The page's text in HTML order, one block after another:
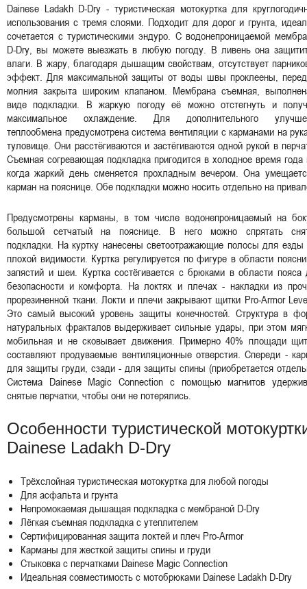
Dainese Ladakh D-Dry - туристическая мотокуртка для
использования с тремя слоями. Подходит для дорог и грунта,
сочетается с туристическими эндуро. С водонепроницаемой
D-Dry, вы можете выезжать в любую погоду. В ливень она
влаги. В жару, благодаря дышащим свойствам, отсутствует
эффект. Для максимальной защиты от воды швы проклеены,
молния закрыта широким клапаном. Мембрана съемная,
виде подкладки. В жаркую погоду её можно отстегнуть и
максимальное охлаждение. Для дополнительного
теплообмена предусмотрена система вентиляции с карманами на
туловище. Они расстёгиваются и застёгиваются одной рукой в
Съемная согревающая подкладка пригодится в холодное время года
когда жаркий день сменяется прохладным вечером. Она
карман на пояснице. Обе подкладки можно носить отдельно на
Предусмотрены карманы, в том числе водонепроницаемый на
большой сетчатый на пояснице. В него можно спрятать
подкладки. На куртку нанесены светоотражающие полосы для езды
плохой видимости. Куртка регулируется по фигуре в области
запястий и шеи. Куртка состёгивается с брюками в области пояса
безопасности и комфорта. На локтях и плечах - накладки из
прорезиненной ткани. Локти и плечи закрывают щитки Pro-Armor
Это самый высокий уровень защиты конечностей. Структура в
натуральных фракталов выдерживает сильные удары, при этом
мобильная и не сковывает движения. Примерно 40% площади
составляют продуваемые вентиляционные отверстия. Спереди -
для защиты груди, сзади - для защиты спины (приобретается
Система Dainese Magic Connection с помощью магнитов
снятые перчатки, чтобы они не потерялись.
Особенности туристической
Dainese Ladakh D-Dry
Трёхслойная туристическая мотокуртка для любой погоды
Для асфальта и грунта
Непромокаемая дышащая подкладка с мембраной D-Dry
Лёгкая съемная подкладка с утеплителем
Сертифицированная защита локтей и плеч Pro-Armor
Карманы для жесткой защиты спины и груди
Стыковка с перчатками Dainese Magic Connection
Идеальная совместимость с мотобрюками Dainese Ladakh D-Dry